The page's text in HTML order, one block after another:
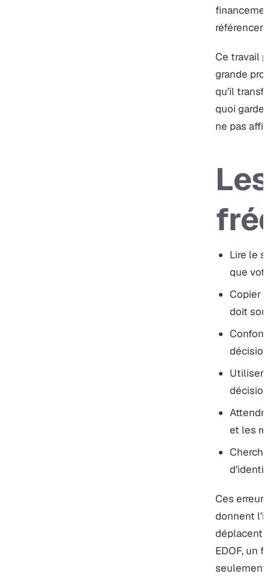
Ce travail
grande
qu’il
quoi
ne pas
Lire le
que
Copier
doit
Utiliser
et les
Ces
donnent
déplacent
EDOF, un
seulement